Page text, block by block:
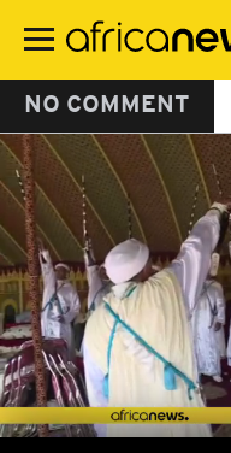
contenu
NO COMMENT